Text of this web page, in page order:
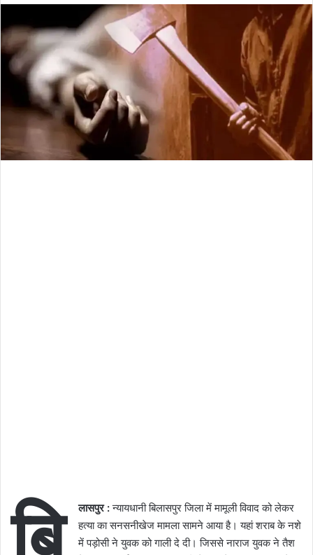
बि लासपुर :न्यायधानी बिलासपुर जिला में मामूली विवाद को लेकर
हत्या का सनसनीखेज मामला सामने आया है। यहां शराब के नशे
में पड़ोसी ने युवक को गाली दे दी। जिससे नाराज युवक ने तैश